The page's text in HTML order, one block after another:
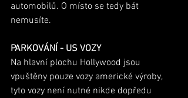
automobilů. O místo se tedy bát
nemusíte.
PARKOVÁNÍ - US VOZY
Na hlavní plochu Hollywood jsou
vpuštěny pouze vozy americké výroby,
tyto vozy není nutné nikde dopředu